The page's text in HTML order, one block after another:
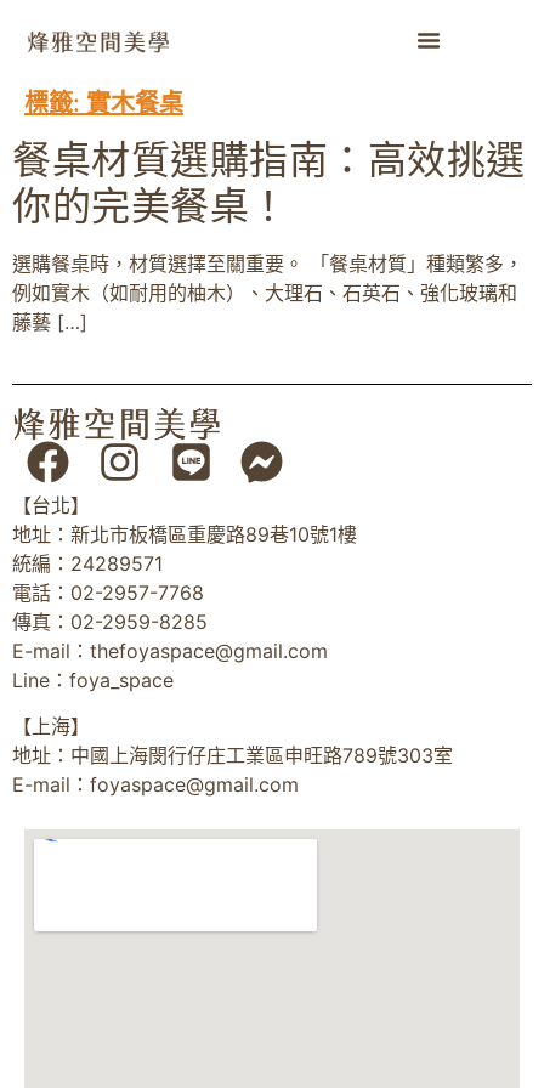
標籤: 實木餐桌
餐桌材質選購指南：高效挑選
你的完美餐桌！
選購餐桌時，材質選擇至關重要。 「餐桌材質」種類繁多，
例如實木（如耐用的柚木）、大理石、石英石、強化玻璃和
藤藝 […]
【台北】
地址：新北市板橋區重慶路89巷10號1樓
統編：24289571
電話：02-2957-7768
傳真：02-2959-8285
E-mail： thefoyaspace@gmail.com
Line：foya_space
【上海】
地址：中國上海閔行仔庄工業區申旺路789號303室
E-mail： foyaspace@gmail.com